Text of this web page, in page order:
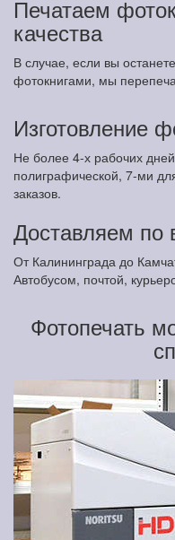
Печатаем
качества
В случае, если вы
фотокнигами, мы
Изготовление
Не более 4-х рабочих
полиграфической, 7-ми
заказов.
Доставляем по
От Калининграда до
Автобусом, почтой,
Фотопечать